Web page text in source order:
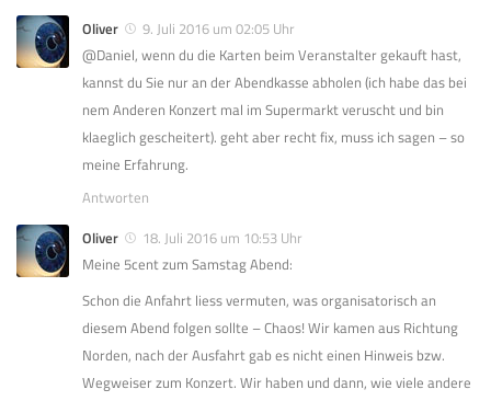
Oliver
9. Juli 2016 um 02:05 Uhr
@Daniel, wenn du die Karten beim Veranstalter gekauft hast,
kannst du Sie nur an der Abendkasse abholen (ich habe das bei
nem Anderen Konzert mal im Supermarkt veruscht und bin
klaeglich gescheitert). geht aber recht fix, muss ich sagen – so
meine Erfahrung.
Antworten
Oliver
18. Juli 2016 um 10:53 Uhr
Meine 5cent zum Samstag Abend:
Schon die Anfahrt liess vermuten, was organisatorisch an
diesem Abend folgen sollte – Chaos! Wir kamen aus Richtung
Norden, nach der Ausfahrt gab es nicht einen Hinweis bzw.
Wegweiser zum Konzert. Wir haben und dann, wie viele andere